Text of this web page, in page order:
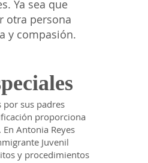
Ya sea que
otra persona
y compasión.
por sus padres
proporciona
Antonia Reyes
Juvenil
y procedimientos